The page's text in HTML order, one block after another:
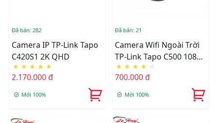
Đã bán: 282
Camera IP TP-Link Tapo
C420S1 2K QHD
★ ★ ★ ★ ★
2.170.000 đ
Mới 100%
Đã bán: 21
Camera Wifi Ngoài Trời
TP-Link Tapo C500 1080p
Full HD
★ ★ ★ ★ ☆
700.000 đ
Mới 100%